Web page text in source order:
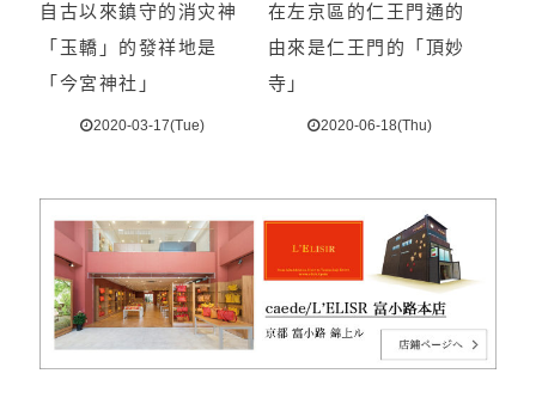
自古以來鎮守的消灾神
「玉轎」的發祥地是
「今宮神社」
2020-03-17(Tue)
在左京區的仁王門通的
由來是仁王門的「頂妙
寺」
2020-06-18(Thu)